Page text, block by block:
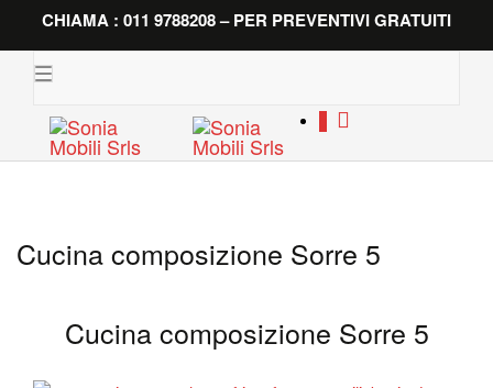
CHIAMA : 011 9788208 – PER PREVENTIVI GRATUITI
Toggle
Cucina composizione Sorre 5
Cucina composizione Sorre 5